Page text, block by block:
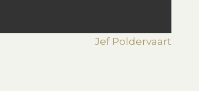
Jef Poldervaart